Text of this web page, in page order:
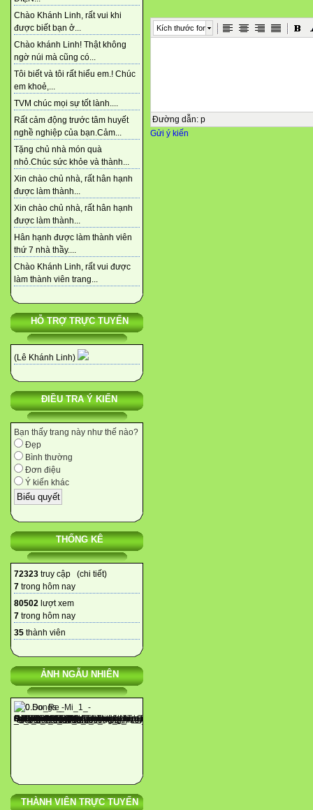
Chào Khánh Linh, rất vui khi
được biết bạn ở...
Chào khánh Linh! Thật không
ngờ núi mà cũng có...
Tôi biết và tôi rất hiểu em.! Chúc
em khoẻ,...
TVM chúc mọi sự tốt lành....
Rất cảm động trước tâm huyết
nghề nghiệp của bạn.Cảm...
Tặng chủ nhà món quà
nhỏ.Chúc sức khỏe và thành...
Xin chào chủ nhà, rất hân hạnh
được làm thành...
Xin chào chủ nhà, rất hân hạnh
được làm thành...
Hân hạnh được làm thành viên
thứ 7 nhà thầy....
Chào Khánh Linh, rất vui được
làm thành viên trang...
HỖ TRỢ TRỰC TUYẾN
(Lê Khánh Linh)
ĐIỀU TRA Ý KIẾN
Bạn thấy trang này như thế nào?
Đẹp
Bình thường
Đơn điệu
Ý kiến khác
THỐNG KÊ
72323 truy cập (chi tiết)
7 trong hôm nay
80502 lượt xem
7 trong hôm nay
35 thành viên
ẢNH NGẪU NHIÊN
THÀNH VIÊN TRỰC TUYẾN
Kích thước font
Đường dẫn: p
Gửi ý kiến